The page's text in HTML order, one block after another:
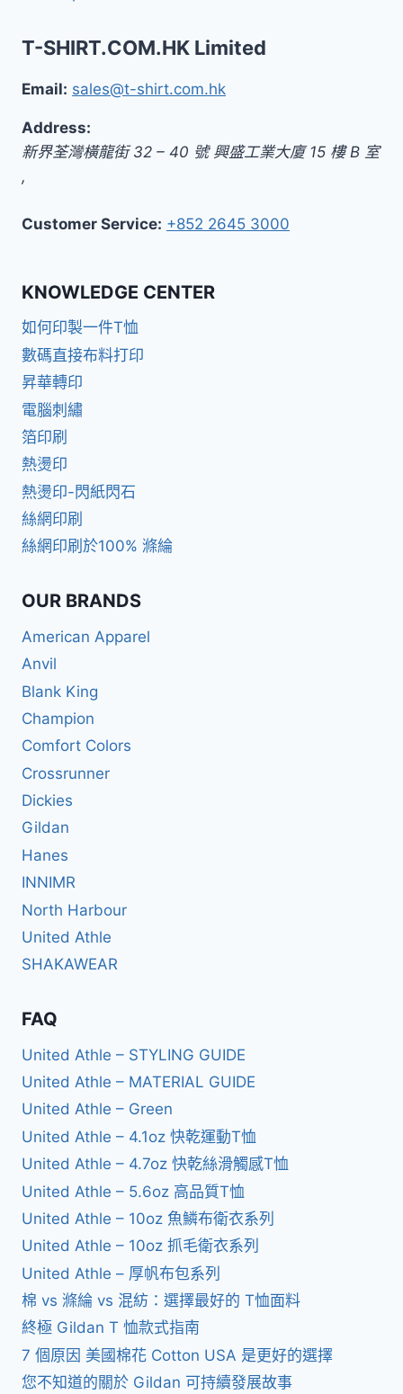
T-SHIRT.COM.HK Limited
Email: sales@t-shirt.com.hk
Address:
新界荃灣橫龍街 32 – 40 號 興盛工業大廈 15 樓 B 室
,
Customer Service: +852 2645 3000
KNOWLEDGE CENTER
如何印製一件T恤
數碼直接布料打印
昇華轉印
電腦刺繡
箔印刷
熱燙印
熱燙印-閃紙閃石
絲網印刷
絲網印刷於100% 滌綸
OUR BRANDS
American Apparel
Anvil
Blank King
Champion
Comfort Colors
Crossrunner
Dickies
Gildan
Hanes
INNIMR
North Harbour
United Athle
SHAKAWEAR
FAQ
United Athle – STYLING GUIDE
United Athle – MATERIAL GUIDE
United Athle – Green
United Athle – 4.1oz 快乾運動T恤
United Athle – 4.7oz 快乾絲滑觸感T恤
United Athle – 5.6oz 高品質T恤
United Athle – 10oz 魚鱗布衛衣系列
United Athle – 10oz 抓毛衛衣系列
United Athle – 厚帆布包系列
棉 vs 滌綸 vs 混紡：選擇最好的 T恤面料
終極 Gildan T 恤款式指南
7 個原因 美國棉花 Cotton USA 是更好的選擇
您不知道的關於 Gildan 可持續發展故事